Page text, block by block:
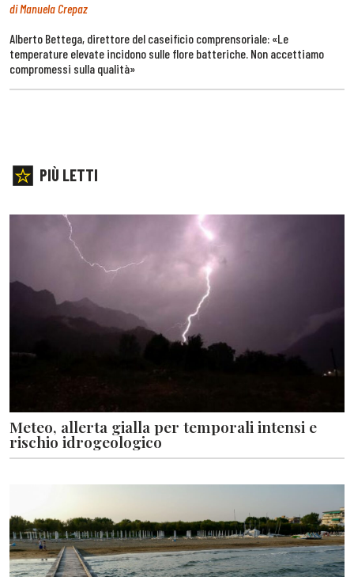
di Manuela Crepaz
Alberto Bettega, direttore del caseificio comprensoriale: «Le
temperature elevate incidono sulle flore batteriche. Non accettiamo
compromessi sulla qualità»
PIÙ LETTI
Meteo, allerta gialla per temporali intensi e
rischio idrogeologico